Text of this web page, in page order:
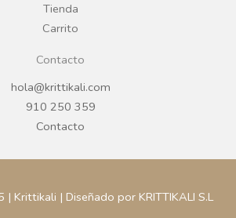
Tienda
Carrito
Contacto
hola@krittikali.com
910 250 359
Contacto
Krittikali | Diseñado por KRITTIKALI S.L